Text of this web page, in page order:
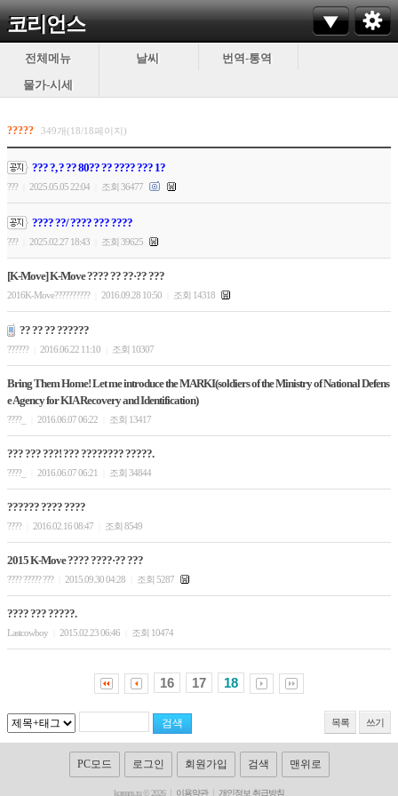
코리언스
전체메뉴 날씨
번역-통역
물가-시세
????? 349개(18/18페이지)
??? ?, ? ?? 80?? ?? ???? ??? 1?
??? 2025.05.05 22:04 조회 36477
???? ??/ ???? ??? ????
??? 2025.02.27 18:43 조회 39625
[K-Move] K-Move ???? ?? ??·?? ???
2016K-Move?????????? 2016.09.28 10:50 조회 14318
?? ?? ?? ??????
?????? 2016.06.22 11:10 조회 10307
Bring Them Home! Let me introduce the MARKI(soldiers of the Ministry of National Defens
e Agency for KIA Recovery and Identification)
????_ 2016.06.07 06:22 조회 13417
??? ??? ???! ??? ???????? ?????.
????_ 2016.06.07 06:21 조회 34844
?????? ???? ????
???? 2016.02.16 08:47 조회 8549
2015 K-Move ???? ????·?? ???
???? ????? ??? 2015.09.30 04:28 조회 5287
???? ??? ?????.
Lastcowboy 2015.02.23 06:46 조회 10474
16 17 18
목록 쓰기
PC모드 로그인 회원가입 검색 맨위로
koreans.ru © 2026 이용약관 개인정보 취급방침